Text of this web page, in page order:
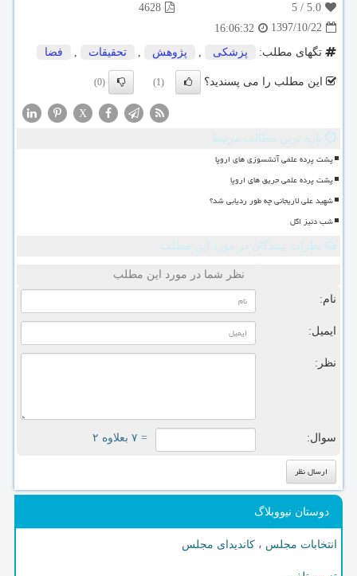
5.0
/
5
4628
1397/10/22
16:06:32
تگهای مطلب:
پزشكی پژوهش تحقیقات فضا
این مطلب را می پسندید؟ (1)
(0)
X
تازه ترین مطالب مرتبط
پشت پرده علمی آتشسوزی های اروپا
پشت پرده علمی حریق های اروپا
شهید علی لاریجانی چه طور ردیابی شد؟
شب دنیز اگل
نظرات بینندگان در مورد این مطلب
نظر شما در مورد این مطلب
نام:
ایمیل:
نظر:
سوال: = ۷ بعلاوه ۲
دوستان نیووبلاگ
انتخابات مجلس ، کاندیدای مجلس